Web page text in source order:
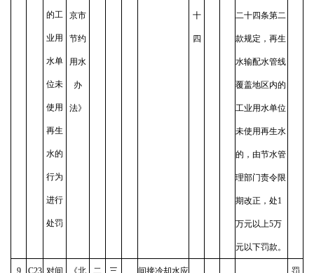
的工
业用
水单
位未
使用
再生
水的
行为
进行
处罚
京市
节约
用水
办
法》
十
四
二十四条第二
款规定，再生
水输配水管线
覆盖地区内的
工业用水单位
未使用再生水
的，由节水管
理部门责令限
期改正，处1
万元以上5万
元以下罚款。
9 C23 对间 《北 二 三 间接冷却水应 罚